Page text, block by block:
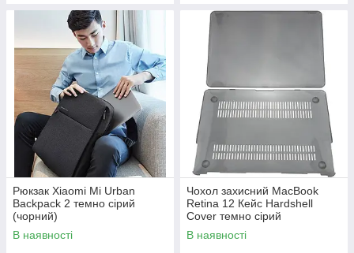
Рюкзак Xiaomi Mi Urban
Backpack 2 темно сірий
(чорний)
В наявності
Чохол захисний MacBook
Retina 12 Кейс Hardshell
Cover темно сірий
В наявності